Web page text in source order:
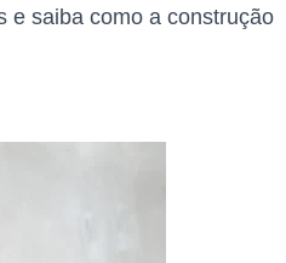
e saiba como a construção